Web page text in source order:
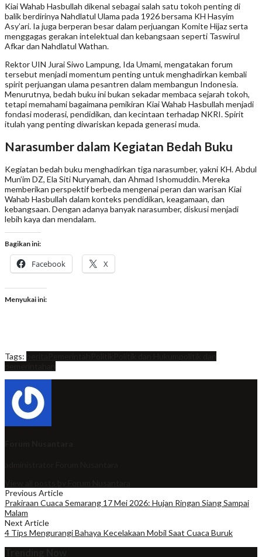
Kiai Wahab Hasbullah dikenal sebagai salah satu tokoh penting di
balik berdirinya Nahdlatul Ulama pada 1926 bersama KH Hasyim
Asy’ari. Ia juga berperan besar dalam perjuangan Komite Hijaz serta
menggagas gerakan intelektual dan kebangsaan seperti Taswirul
Afkar dan Nahdlatul Wathan.
Rektor UIN Jurai Siwo Lampung, Ida Umami, mengatakan forum
tersebut menjadi momentum penting untuk menghadirkan kembali
spirit perjuangan ulama pesantren dalam membangun Indonesia.
Menurutnya, bedah buku ini bukan sekadar membaca sejarah tokoh,
tetapi memahami bagaimana pemikiran Kiai Wahab Hasbullah menjadi
fondasi moderasi, pendidikan, dan kecintaan terhadap NKRI. Spirit
itulah yang penting diwariskan kepada generasi muda.
Narasumber dalam Kegiatan Bedah Buku
Kegiatan bedah buku menghadirkan tiga narasumber, yakni KH. Abdul
Mun’im DZ, Ela Siti Nuryamah, dan Ahmad Ishomuddin. Mereka
memberikan perspektif berbeda mengenai peran dan warisan Kiai
Wahab Hasbullah dalam konteks pendidikan, keagamaan, dan
kebangsaan. Dengan adanya banyak narasumber, diskusi menjadi
lebih kaya dan mendalam.
Bagikan ini:
Facebook X
Menyukai ini:
Tags:
Previous Article
Prakiraan Cuaca Semarang 17 Mei 2026: Hujan Ringan Siang Sampai
Malam
Next Article
4 Tips Mengurangi Bahaya Kecelakaan Mobil Saat Cuaca Buruk